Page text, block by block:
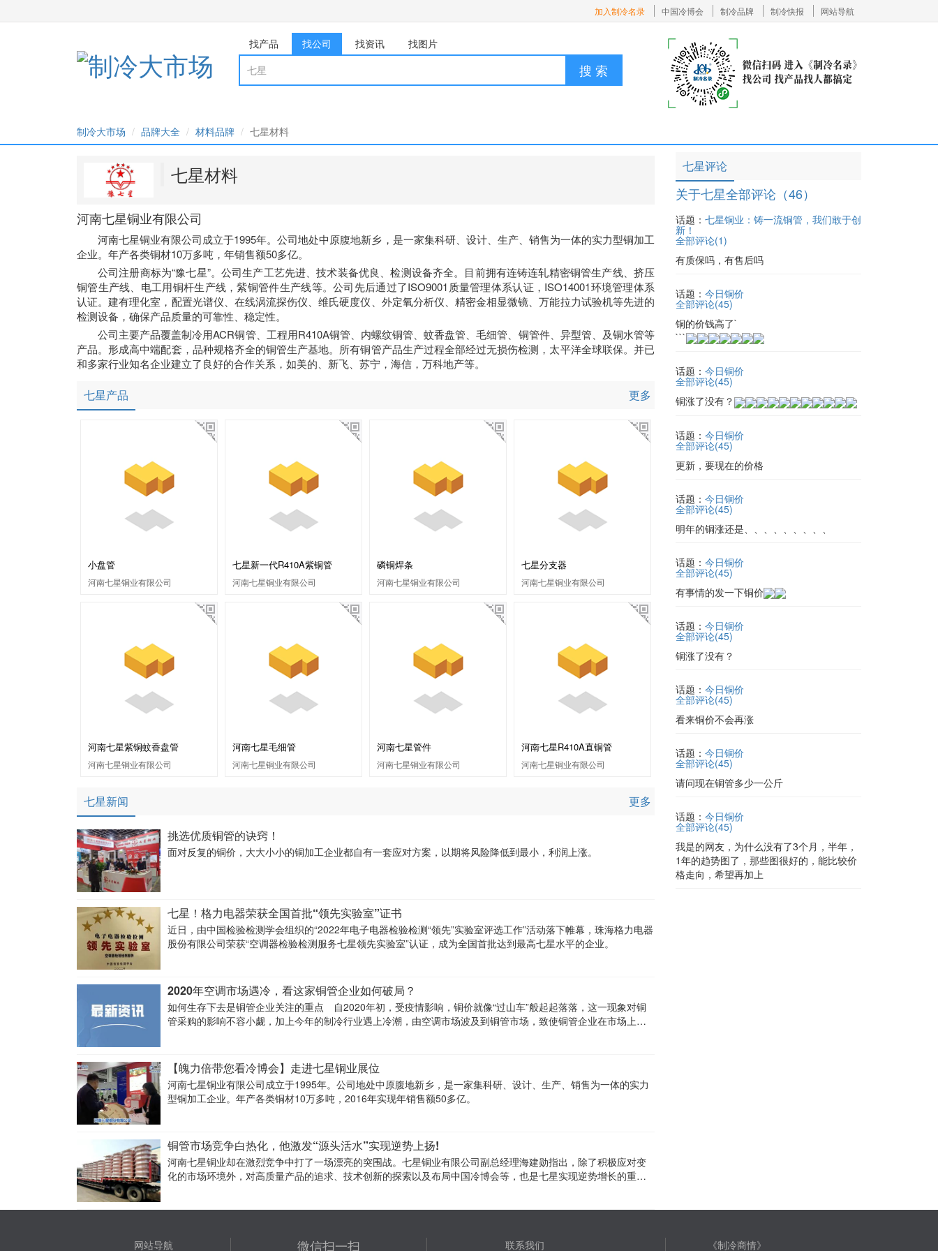
加入制冷名录 中国冷博会 制冷品牌 制冷快报 网站导航
找产品 找公司 找资讯 找图片
搜 索
制冷大市场 品牌大全 材料品牌 七星材料
七星材料
河南七星铜业有限公司
河南七星铜业有限公司成立于1995年。公司地处中原腹地新乡，是一家集科研、设计、生产、销售为一体的实力型铜加工
企业。年产各类铜材10万多吨，年销售额50多亿。
公司注册商标为“豫七星”。公司生产工艺先进、技术装备优良、检测设备齐全。目前拥有连铸连轧精密铜管生产线、挤压
铜管生产线、电工用铜杆生产线，紫铜管件生产线等。公司先后通过了ISO9001质量管理体系认证，ISO14001环境管理体系
认证。建有理化室，配置光谱仪、在线涡流探伤仪、维氏硬度仪、外定氧分析仪、精密金相显微镜、万能拉力试验机等先进的
检测设备，确保产品质量的可靠性、稳定性。
公司主要产品覆盖制冷用ACR铜管、工程用R410A铜管、内螺纹铜管、蚊香盘管、毛细管、铜管件、异型管、及铜水管等
产品。形成高中端配套，品种规格齐全的铜管生产基地。所有铜管产品生产过程全部经过无损伤检测，太平洋全球联保。并已
和多家行业知名企业建立了良好的合作关系，如美的、新飞、苏宁，海信，万科地产等。
七星产品 更多
小盘管
河南七星铜业有限公司
七星新一代R410A紫铜管
河南七星铜业有限公司
磷铜焊条
河南七星铜业有限公司
七星分支器
河南七星铜业有限公司
河南七星紫铜蚊香盘管
河南七星铜业有限公司
河南七星毛细管
河南七星铜业有限公司
河南七星管件
河南七星铜业有限公司
河南七星R410A直铜管
河南七星铜业有限公司
七星新闻 更多
挑选优质铜管的诀窍！
面对反复的铜价，大大小小的铜加工企业都自有一套应对方案，以期将风险降低到最小，利润上涨。
七星！格力电器荣获全国首批“领先实验室”证书
近日，由中国检验检测学会组织的“2022年电子电器检验检测“领先”实验室评选工作”活动落下帷幕，珠海格力电器
股份有限公司荣获“空调器检验检测服务七星领先实验室”认证，成为全国首批达到最高七星水平的企业。
2020年空调市场遇冷，看这家铜管企业如何破局？
如何生存下去是铜管企业关注的重点 自2020年初，受疫情影响，铜价就像“过山车”般起起落落，这一现象对铜
管采购的影响不容小觑，加上今年的制冷行业遇上冷潮，由空调市场波及到铜管市场，致使铜管企业在市场上的
【魄力倍带您看冷博会】走进七星铜业展位
河南七星铜业有限公司成立于1995年。公司地处中原腹地新乡，是一家集科研、设计、生产、销售为一体的实力
型铜加工企业。年产各类铜材10万多吨，2016年实现年销售额50多亿。
铜管市场竞争白热化，他激发“源头活水”实现逆势上扬!
河南七星铜业却在激烈竞争中打了一场漂亮的突围战。七星铜业有限公司副总经理海建勋指出，除了积极应对变
化的市场环境外，对高质量产品的追求、技术创新的探索以及布局中国冷博会等，也是七星实现逆势增长的重要
七星评论
关于七星全部评论（46）
话题： 七星铜业：铸一流铜管，我们敢于创
新！
全部评论(1)
有质保吗，有售后吗
话题： 今日铜价
全部评论(45)
铜的价钱高了`
```
话题： 今日铜价
全部评论(45)
铜涨了没有？
话题： 今日铜价
全部评论(45)
更新，要现在的价格
话题： 今日铜价
全部评论(45)
明年的铜涨还是、、、、、、、、、
话题： 今日铜价
全部评论(45)
有事情的发一下铜价
话题： 今日铜价
全部评论(45)
铜涨了没有？
话题： 今日铜价
全部评论(45)
看来铜价不会再涨
话题： 今日铜价
全部评论(45)
请问现在铜管多少一公斤
话题： 今日铜价
全部评论(45)
我是的网友，为什么没有了3个月，半年，
1年的趋势图了，那些图很好的，能比较价
格走向，希望再加上
网站导航 微信扫一扫 联系我们 《制冷商情》